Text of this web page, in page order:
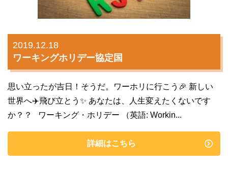
2019.12.18
ワーキングホリデー協定国
思い立ったが吉日！そうだ。ワーホリに行こう🎉 新しい
世界へ✈️飛び立とう✨ あなたは、人生変えたくないです
か？？ ワーキング・ホリデー （英語: Workin...
詳細はこちら